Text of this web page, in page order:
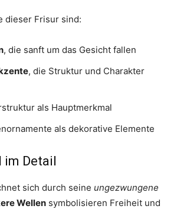
dieser Frisur sind:
, die sanft um das Gesicht fallen
, die Struktur und Charakter
als Hauptmerkmal
als dekorative Elemente
im Detail
sich durch seine ungezwungene
Wellen symbolisieren Freiheit und